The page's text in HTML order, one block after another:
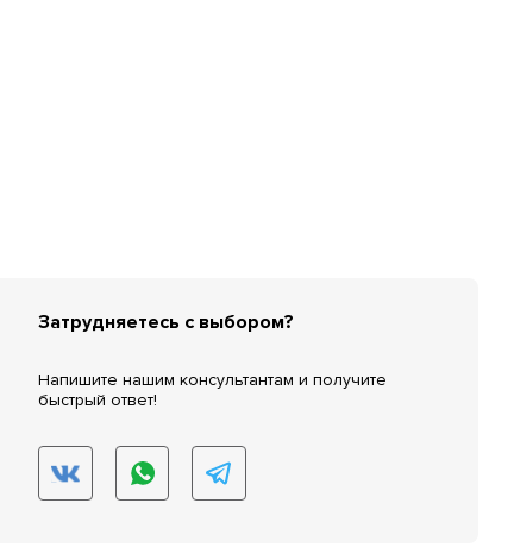
Затрудняетесь с выбором?
Напишите нашим консультантам и получите
быстрый ответ!